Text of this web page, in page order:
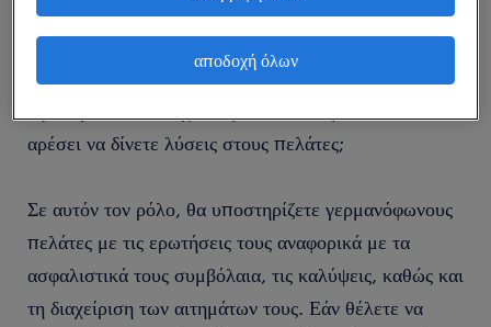
Μιλάτε άπταιστα Γερμανικά και θα θέλατε να
εργαστείτε στον ασφαλιστικό κλάδο; Διακρίνεστε για
αρέσει να δίνετε λύσεις στους πελάτες;
Σε αυτόν τον ρόλο, θα υποστηρίζετε γερμανόφωνους
πελάτες με τις ερωτήσεις τους αναφορικά με τα
ασφαλιστικά τους συμβόλαια, τις καλύψεις, καθώς και
τη διαχείριση των αιτημάτων τους. Εάν θέλετε να
αποδοχή όλων